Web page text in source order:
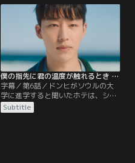
展開になって…？
僕の指先に君の温度が触れるとき 第06話（最終話）／字幕
字幕／第6話／ドンヒがソウルの大
学に進学すると聞いたホテは、ショ
ックのあまり現実を受け止められな
い。ホテはドンヒの姿を求めるかの
Subtitle